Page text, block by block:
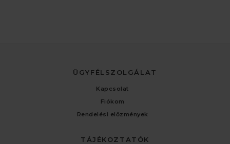
ÜGYFÉLSZOLGÁLAT
Kapcsolat
Fiókom
Rendelési előzmények
TÁJÉKOZTATÓK